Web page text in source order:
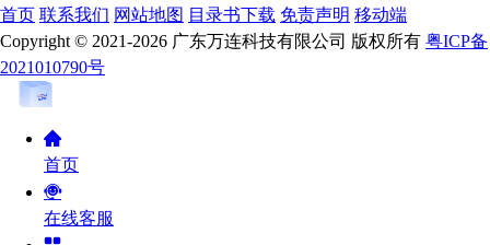
首页 联系我们 网站地图 目录书下载 免责声明 移动端
Copyright © 2021-2026 广东万连科技有限公司 版权所有 粤ICP备
2021010790号
首页
在线客服